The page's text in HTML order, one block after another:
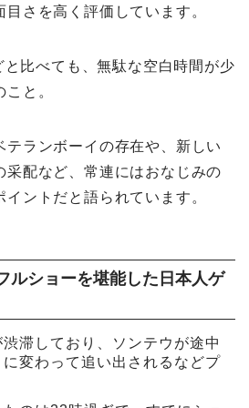
さを高く評価しています。
比べても、無駄な空白時間が少
と。
テランボーイの存在や、新しい
采配など、常連にはおなじみの
ントだと語られています。
ルショーを堪能した日本人ゲ
滞しており、ソンテウが途中
変わって追い出されるなどプ